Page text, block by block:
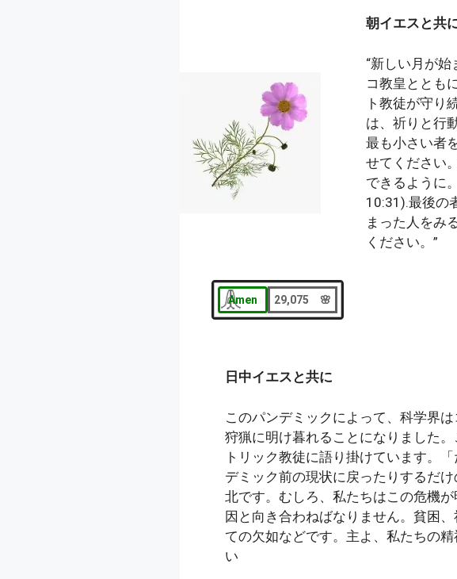
朝イエスと共
“新しい月が
コ教皇ととも
ト教徒が守り
は、祈りと行
最も小さい者
せてください
できるように
10:31).最後の
まった人をみ
ください。”
Amen 29,075 🌸
日中イエスと共に
このパンデミックによって、科学界
狩猟に明け暮れることになりました
トリック教徒に語り掛けています。
デミック前の現状に戻ったりするだ
北です。むしろ、私たちはこの危機
因と向き合わねばなりません。貧困
ての欠如などです。主よ、私たちの
い